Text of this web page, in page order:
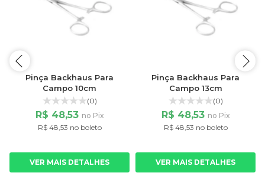
Pinça Backhaus Para
Campo 10cm
(0)
R$ 48,53 no Pix
R$ 48,53 no boleto
VER MAIS DETALHES
Pinça Backhaus Para
Campo 13cm
(0)
R$ 48,53 no Pix
R$ 48,53 no boleto
VER MAIS DETALHES